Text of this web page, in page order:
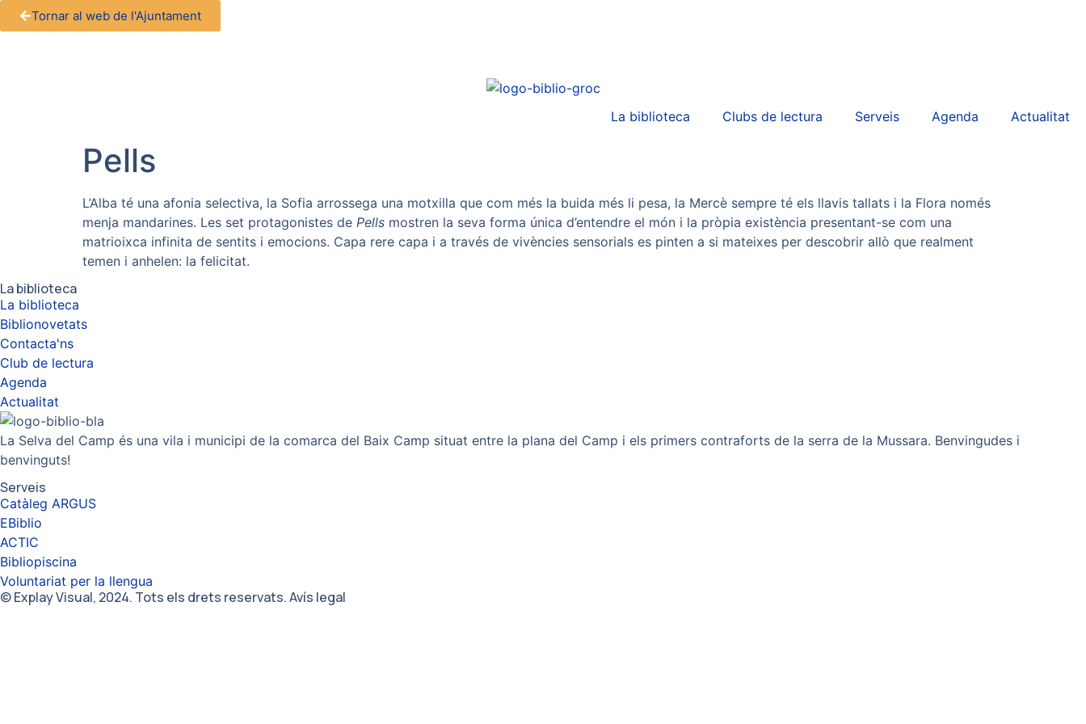
Tornar al web de l'Ajuntament
La biblioteca Clubs de lectura Serveis Agenda Actualitat
Pells
L’Alba té una afonia selectiva, la Sofia arrossega una motxilla que com més la buida més li pesa, la Mercè sempre té els llavis tallats i la Flora només
menja mandarines. Les set protagonistes de Pells mostren la seva forma única d’entendre el món i la pròpia existència presentant-se com una
matrioixca infinita de sentits i emocions. Capa rere capa i a través de vivències sensorials es pinten a si mateixes per descobrir allò que realment
temen i anhelen: la felicitat.
La biblioteca
La biblioteca
Biblionovetats
Contacta'ns
Club de lectura
Agenda
Actualitat
La Selva del Camp és una vila i municipi de la comarca del Baix Camp situat entre la plana del Camp i els primers contraforts de la serra de la Mussara. Benvingudes i
benvinguts!
Serveis
Catàleg ARGUS
EBiblio
ACTIC
Bibliopiscina
Voluntariat per la llengua
© Explay Visual, 2024. Tots els drets reservats. Avís legal